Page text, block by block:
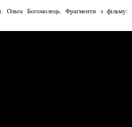
Ольга Богомолець. Фрагменти з фільму: